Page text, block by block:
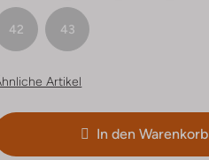
42 43
Artikel
In den Warenkorb